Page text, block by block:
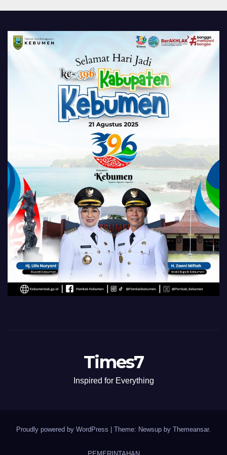
Times7
Inspired for Everything
Proudly powered by WordPress Theme: Newsup by Themeansar.